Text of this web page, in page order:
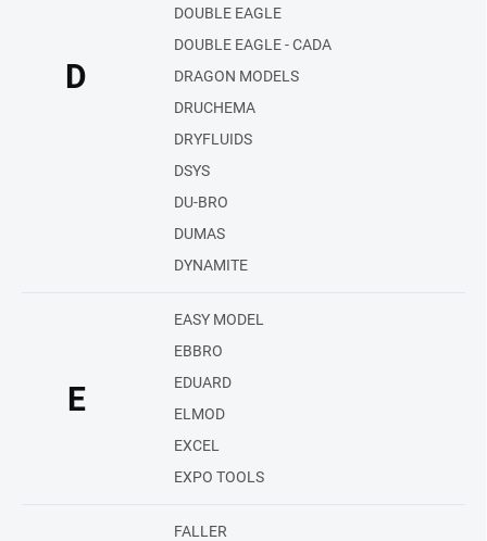
D
DOUBLE EAGLE
DOUBLE EAGLE - CADA
DRAGON MODELS
DRUCHEMA
DRYFLUIDS
DSYS
DU-BRO
DUMAS
DYNAMITE
E
EASY MODEL
EBBRO
EDUARD
ELMOD
EXCEL
EXPO TOOLS
FALLER